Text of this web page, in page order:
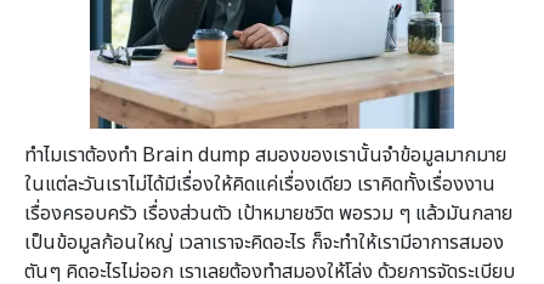
ทำไมเราต้องทำ Brain dump สมองของเรานั้นจำข้อมูลมากมาย
ในแต่ละวันเราไม่ได้มีเรื่องให้คิดแค่เรื่องเดียว เราคิดทั้งเรื่องงาน
เรื่องครอบครัว เรื่องส่วนตัว เป้าหมายชวิต พอรวม ๆ แล้วมันกลาย
เป็นข้อมูลก้อนใหญ่ เวลาเราจะคิดอะไร ก็จะทำให้เรามีอาการสมอง
ตันๆ คิดอะไรไม่ออก เราเลยต้องทำสมองให้โล่ง ด้วยการจัดระเบียบ